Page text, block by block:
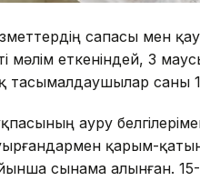
сапасы мен
мәлім еткеніндей, 3
тасымалдаушылар саны
ауру
қарым-
сынама алынған. 15-